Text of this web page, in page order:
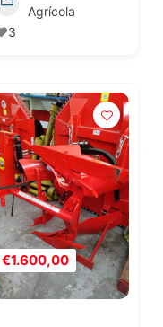
Agrícola
3
€1.600,00